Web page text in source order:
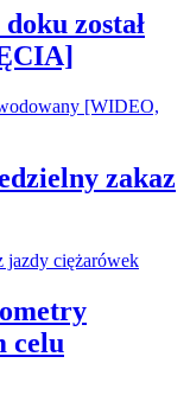
został
zakaz
celu